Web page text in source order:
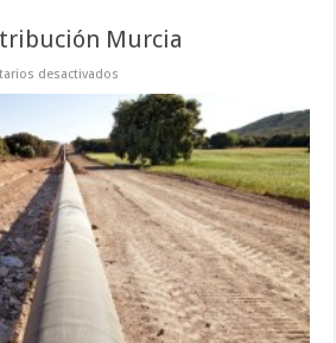
Murcia
desactivados
Energía
Distribución
Murcia